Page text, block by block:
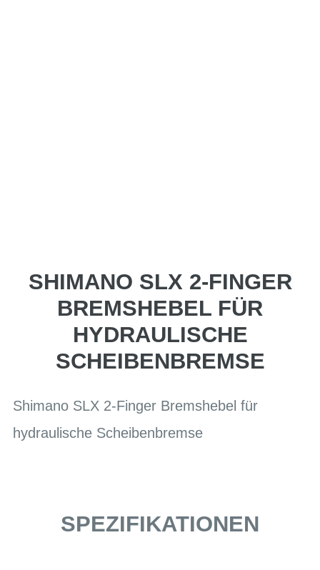
SHIMANO SLX 2-FINGER
BREMSHEBEL FÜR
HYDRAULISCHE
SCHEIBENBREMSE
Shimano SLX 2-Finger Bremshebel für
hydraulische Scheibenbremse
SPEZIFIKATIONEN